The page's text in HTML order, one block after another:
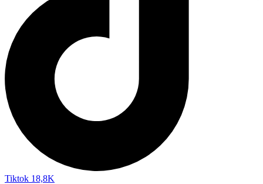
Tiktok 18,8K